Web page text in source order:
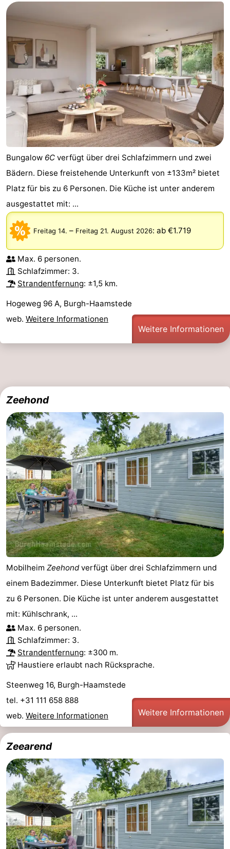
Bungalow 6C verfügt über drei Schlafzimmern und zwei
Bädern. Diese freistehende Unterkunft von ±133m² bietet
Platz für bis zu 6 Personen. Die Küche ist unter anderem
ausgestattet mit: ...
Freitag 14. – Freitag 21. August 2026: ab €1.719
Max. 6 personen.
Schlafzimmer: 3.
Strandentfernung: ±1,5 km.
Hogeweg 96 A, Burgh-Haamstede
web. Weitere Informationen
Weitere Informationen
Zeehond
Mobilheim Zeehondverfügt über drei Schlafzimmern und
einem Badezimmer. Diese Unterkunft bietet Platz für bis
zu 6 Personen. Die Küche ist unter anderem ausgestattet
mit: Kühlschrank, ...
Max. 6 personen.
Schlafzimmer: 3.
Strandentfernung: ±300 m.
Haustiere erlaubt nach Rücksprache.
Steenweg 16, Burgh-Haamstede
tel. +31 111 658 888
web. Weitere Informationen Weitere Informationen
Zeearend